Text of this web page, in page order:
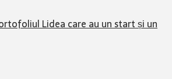
Lidea care au un start și un